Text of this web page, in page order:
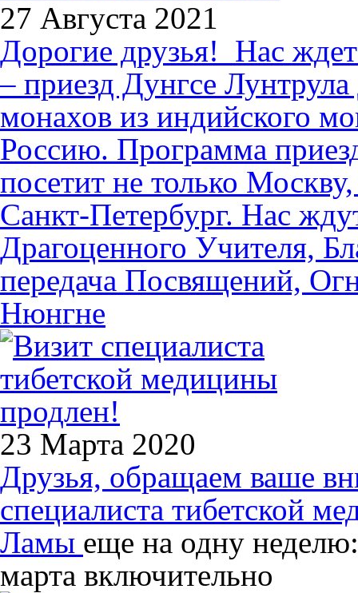
27 Августа 2021
Дорогие друзья! Нас
– приезд Дунгсе
монахов из индийского
Россию. Программа
посетит не только
Санкт-Петербург. Нас
Драгоценного Учителя,
передача Посвящений,
Нюнгне
23 Марта 2020
Друзья, обращаем ваше
специалиста тибетской
Ламы еще на одну
марта включительно